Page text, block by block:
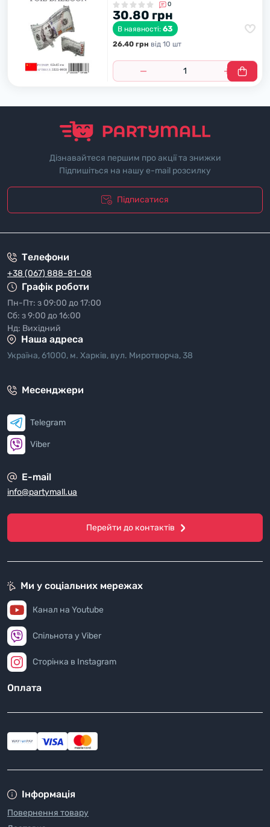
0
30.80 грн
В наявності: 63
26.40 грн вiд 10 шт
Дізнавайтеся першим про акції та знижки
Підпишіться на нашу e-mail розсилку
Підписатися
Телефони
+38 (067) 888-81-08
Графік роботи
Пн-Пт: з 09:00 до 17:00
Сб: з 9:00 до 16:00
Нд: Вихідний
Наша адреса
Україна, 61000, м. Харків, вул. Миротворча, 38
Месенджери
Telegram
Viber
E-mail
info@partymall.ua
Перейти до контактів
Інформація
Повернення товару
Ми у соціальних мережах
Канал на Youtube
Спільнота у Viber
Сторінка в Instagram
Оплата